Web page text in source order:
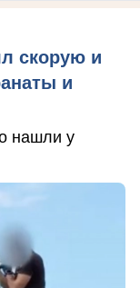
скорую и
и
нашли у